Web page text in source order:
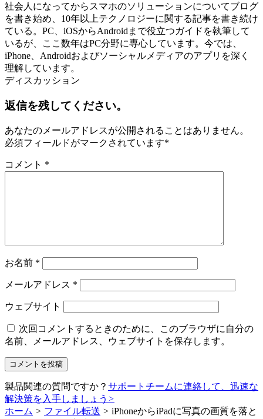
社会人になってからスマホのソリューションについてブログ
を書き始め、10年以上テクノロジーに関する記事を書き続け
ている。PC、iOSからAndroidまで役立つガイドを執筆して
いるが、ここ数年はPC分野に専心しています。今では、
iPhone、Androidおよびソーシャルメディアのアプリを深く
理解しています。
ディスカッション
返信を残してください。
あなたのメールアドレスが公開されることはありません。
必須フィールドがマークされています*
コメント *
お名前 *
メールアドレス *
ウェブサイト
次回コメントするときのために、このブラウザに自分の
名前、メールアドレス、ウェブサイトを保存します。
製品関連の質問ですか？ サポートチームに連絡して、迅速な
解決策を入手しましょう >
ホーム > ファイル転送 > iPhoneからiPadに写真の画質を落と